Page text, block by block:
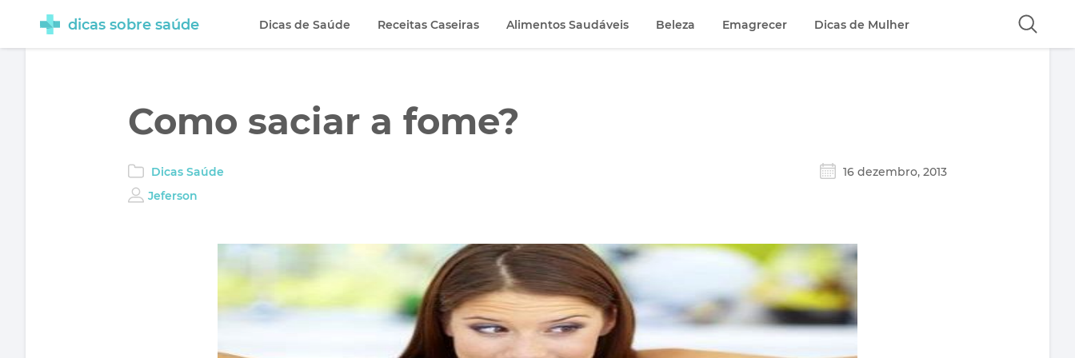
Como saciar a fome?
Dicas Saúde
16 dezembro, 2013
Jeferson
dicas sobre saúde Dicas de Saúde Receitas Caseiras Alimentos Saudáveis Beleza Emagrecer Dicas de Mulher